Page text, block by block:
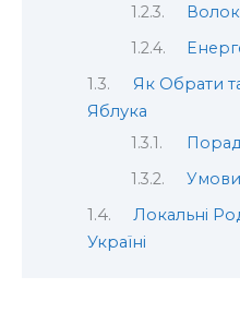
Як Обрати
Яблука
Умови
Локальні
Україні